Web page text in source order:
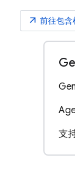
arrow_outward 前往包含
支